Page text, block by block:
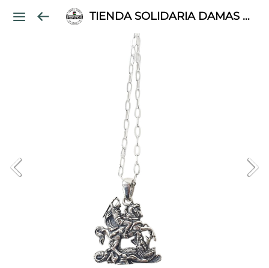
TIENDA SOLIDARIA DAMAS PALESTINAS